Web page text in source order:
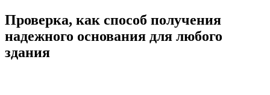
Проверка, как способ получения
надежного основания для любого
здания